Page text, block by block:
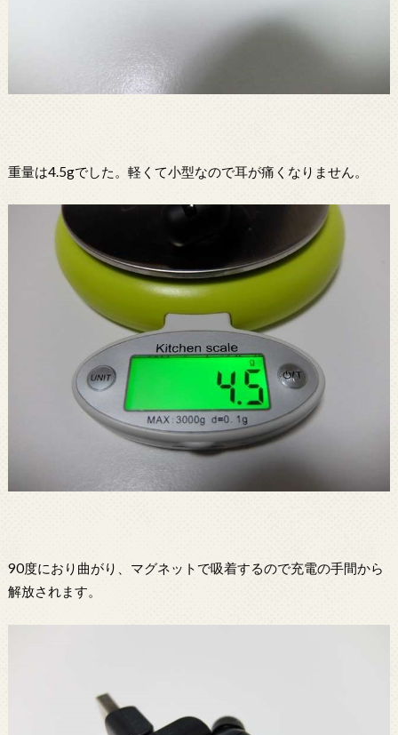
重量は4.5gでした。軽くて小型なので耳が痛くなりません。
90度におり曲がり、マグネットで吸着するので充電の手間から
解放されます。